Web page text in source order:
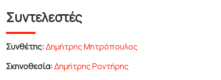
Συντελεστές
Συνθέτης:Δημήτρης Μητρόπουλος
Σκηνοθεσία:Δημήτρης Ροντήρης